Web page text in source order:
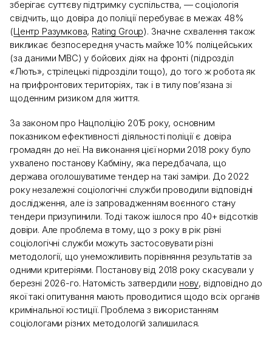
зберігає суттєву підтримку суспільства, — соціологія
свідчить, що довіра до поліції перебуває в межах 48%
(Центр Разумкова, Rating Group). Значне схвалення також
викликає безпосередня участь майже 10% поліцейських
(за даними МВС) у бойових діях на фронті (підрозділ
«Лють», стрілецькі підрозділи тощо), до того ж робота як
на прифронтових територіях, так і в тилу пов’язана зі
щоденним ризиком для життя.
За законом про Нацполіцію 2015 року, основним
показником ефективності діяльності поліції є довіра
громадян до неї. На виконання цієї норми 2018 року було
ухвалено постанову Кабміну, яка передбачала, що
держава оголошуватиме тендер на такі заміри. До 2022
року незалежні соціологічні служби проводили відповідні
дослідження, але із запровадженням воєнного стану
тендери призупинили. Тоді також ішлося про 40+ відсотків
довіри. Але проблема в тому, що з року в рік різні
соціологічні служби можуть застосовувати різні
методології, що унеможливить порівняння результатів за
одними критеріями. Постанову від 2018 року скасували у
березні 2026-го. Натомість затвердили нову, відповідно до
якої такі опитування мають проводитися щодо всіх органів
кримінальної юстиції. Проблема з використанням
соціологами різних методологій залишилася.